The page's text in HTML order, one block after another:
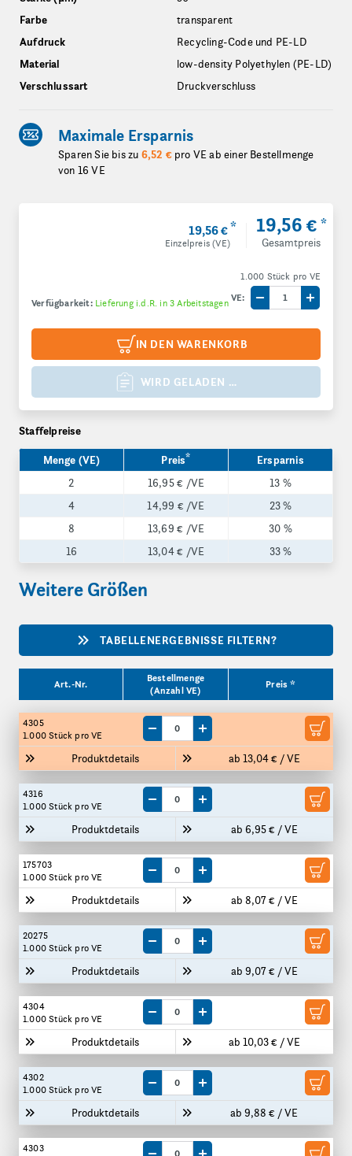
Farbe
transparent
Aufdruck
Recycling-Code und PE-LD
Material
low-density Polyethylen (PE-LD)
Verschlussart
Druckverschluss
Maximale Ersparnis
Sparen Sie bis zu 6,52 €pro VE ab einer Bestellmenge
von 16 VE
19,56 €*
Einzelpreis (VE)
19,56 € *
Gesamtpreis
Verfügbarkeit: Lieferung i.d.R. in 3 Arbeitstagen
1.000 Stück pro VE
VE:
Menge um eine
Menge
IN DEN WARENKORB
WIRD GELADEN …
Staffelpreise
Menge (VE) Preis*
Ersparnis
2
16,95 € /VE
13 %
4
14,99 € /VE
23 %
8
13,69 € /VE
30 %
16
13,04 € /VE 33 %
Weitere Größen
TABELLENERGEBNISSE FILTERN?
Art.-Nr.
Bestellmenge
(Anzahl VE)
Preis *
4305
1.000 Stück pro VE
Produktdetails ab 13,04 € / VE
Menge um eine VE reduzieren
Menge um eine VE erhöhen
4316
1.000 Stück pro VE
Produktdetails ab 6,95 € / VE
Menge um eine VE reduzieren
Menge um eine VE erhöhen
175703
1.000 Stück pro VE
Produktdetails ab 8,07 € / VE
Menge um eine VE reduzieren
Menge um eine VE erhöhen
20275
1.000 Stück pro VE
Produktdetails ab 9,07 € / VE
Menge um eine VE reduzieren
Menge um eine VE erhöhen
4304
1.000 Stück pro VE
Produktdetails ab 10,03 € / VE
Menge um eine VE reduzieren
Menge um eine VE erhöhen
4302
1.000 Stück pro VE
Produktdetails ab 9,88 € / VE
Menge um eine VE reduzieren
Menge um eine VE erhöhen
4303